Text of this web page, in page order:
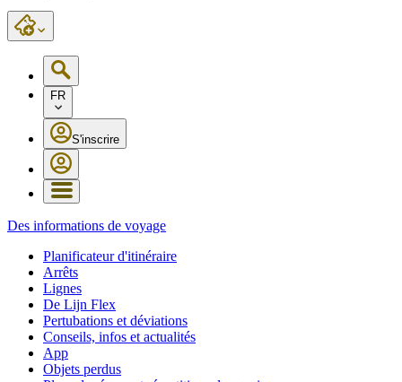
FR
S'inscrire
Des informations de voyage
Planificateur d'itinéraire
Arrêts
Lignes
De Lijn Flex
Pertubations et déviations
Conseils, infos et actualités
App
Objets perdus